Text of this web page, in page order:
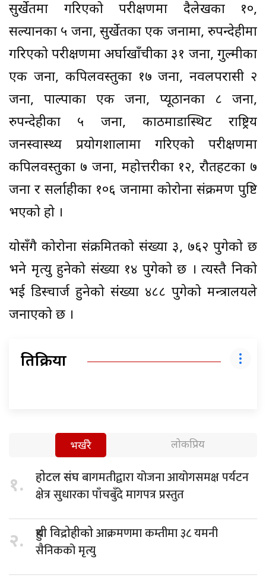
सुर्खेतमा गरिएको परीक्षणमा दैलेखका १०,
सल्यानका ५ जना, सुर्खेतका एक जनामा, रुपन्देहीमा
गरिएको परीक्षणमा अर्घाखाँचीका ३१ जना, गुल्मीका
एक जना, कपिलवस्तुका १७ जना, नवलपरासी २
जना, पाल्पाका एक जना, प्यूठानका ८ जना,
रुपन्देहीका ५ जना, काठमाडौंस्थिट राष्ट्रिय
जनस्वास्थ्य प्रयोगशालामा गरिएको परीक्षणमा
कपिलवस्तुका ७ जना, महोत्तरीका १२, रौतहटका ७
जना र सर्लाहीका १०६ जनामा कोरोना संक्रमण पुष्टि
भएको हो ।
योसँगै कोरोना संक्रमितको संख्या ३, ७६२ पुगेको छ
भने मृत्यु हुनेको संख्या १४ पुगेको छ । त्यस्तै निको
भई डिस्चार्ज हुनेको संंख्या ४८८ पुगेको मन्त्रालयले
जनाएको छ ।
प्रतिक्रिया
भर्खरै लोकप्रिय
१. होटल संघबागमतीद्वारा योजना आयोगसमक्ष पर्यटन
क्षेत्र सुधारका पाँचबुँदे मागपत्र प्रस्तुत
२. हुथी विद्रोहीकोआक्रमणमा कम्तीमा ३८ यमनी
सैनिकको मृत्यु